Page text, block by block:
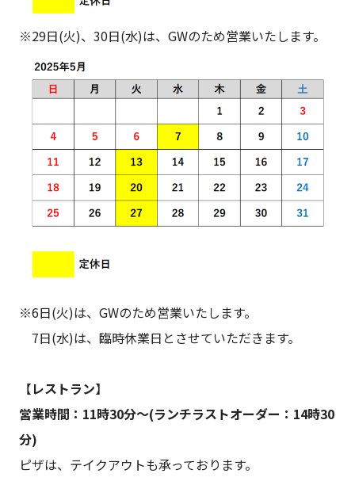
※29日(火)、30日(水)は、GWのため営業いたします。
※6日(火)は、GWのため営業いたします。
7日(水)は、臨時休業日とさせていただきます。
【レストラン】
営業時間：11時30分～(ランチラストオーダー：14時30
分)
ピザは、テイクアウトも承っております。